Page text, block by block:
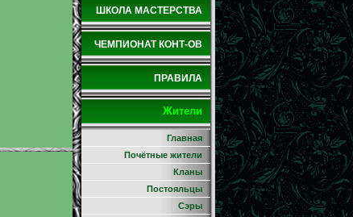
ШКОЛА МАСТЕРСТВА
ЧЕМПИОНАТ КОНТ-ОВ
ПРАВИЛА
Жители
Главная
Почётные жители
Кланы
Постояльцы
Сэры